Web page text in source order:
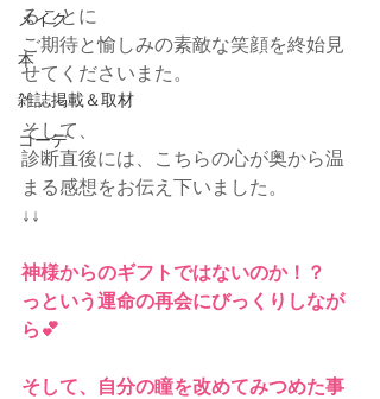
メイク
本
雑誌掲載＆取材
コーデ
ることに
ご期待と愉しみの素敵な笑顔を終始見
せてくださいまた。
そして、
診断直後には、こちらの心が奥から温
まる感想をお伝え下いました。
↓↓
神様からのギフトではないのか！？
っという運命の再会にびっくりしなが
ら💕
そして、自分の瞳を改めてみつめた事